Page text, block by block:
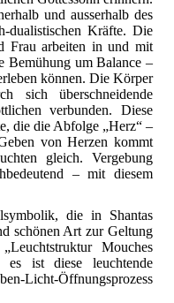
und ausserhalb des
dualistischen Kräfte. Die
Frau arbeiten in und mit
Bemühung um Balance –
können. Die Körper
sich überschneidende
verbunden. Diese
die die Abfolge „Herz“ –
von Herzen kommt
gleich. Vergebung
– mit diesem
die in Shantas
schönen Art zur Geltung
Mouches
es ist diese leuchtende
Licht-Öffnungsprozess